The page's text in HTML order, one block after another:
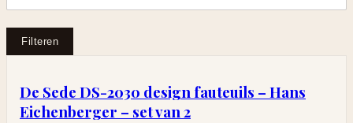
Filteren
De Sede DS-2030 design fauteuils – Hans
Eichenberger – set van 2